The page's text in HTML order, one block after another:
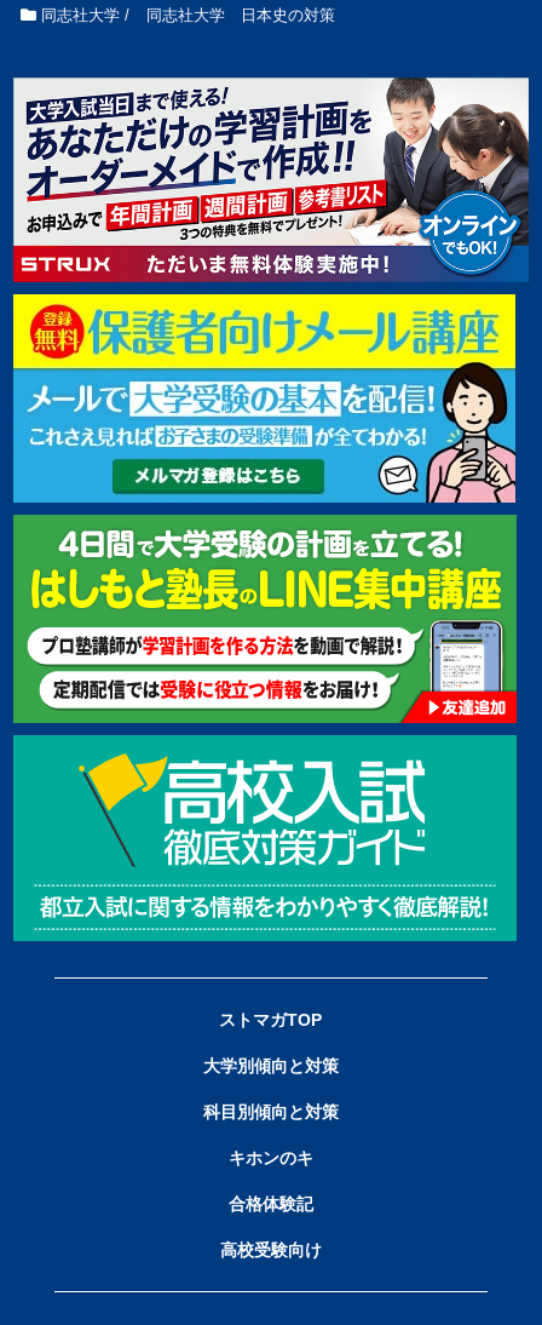
同志社大学 / 同志社大学 日本史の対策
ストマガTOP
大学別傾向と対策
科目別傾向と対策
キホンのキ
合格体験記
高校受験向け